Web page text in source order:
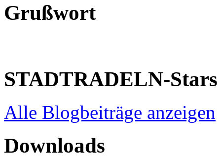
Grußwort
STADTRADELN-Stars
Alle Blogbeiträge anzeigen
Downloads